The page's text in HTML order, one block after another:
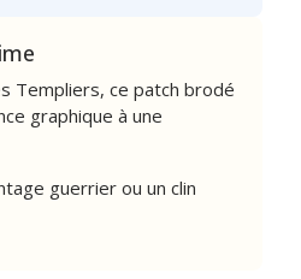
Templiers, ce patch brodé
graphique à une
guerrier ou un clin